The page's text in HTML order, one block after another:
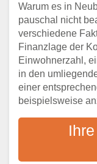
Neubukow
VHS steht
Online-
VHS-Kurs
Vor- und
Das
Warum es in
pauschal nicht
verschiedene
Finanzlage der
Einwohnerzahl,
in den
einer
beispielsweise